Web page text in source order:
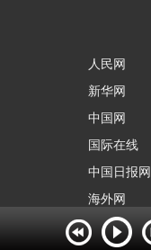
人民网
新华网
中国网
国际在线
中国日报网
海外网